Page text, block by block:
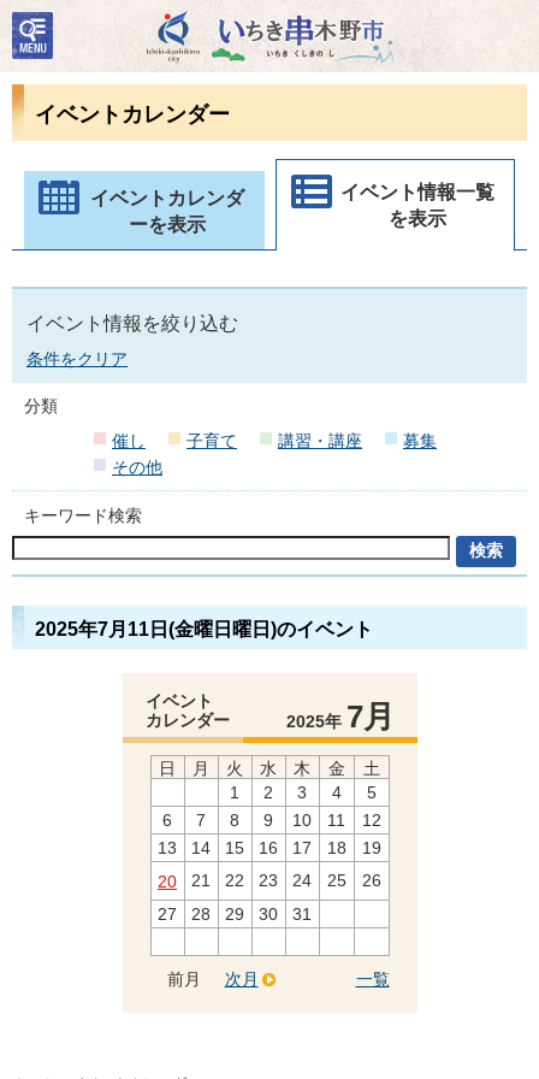
いちき串木野市
検
索・
共通
ューイベントカレンダー
イベントカレンダ
ーを表示
イベント情報一覧
を表示
イベント情報を絞り込む
条件をクリア
分類
催し
子育て 講習・講座
募集
その他
キーワード検索
2025年7月11日(金曜日曜日)のイベント
イベント
カレンダー
2025年 7月
日 月 火 水 木 金
土
1
2 3 4
5
6
7 8 9 10 11
12
13
14 15 16 17 18
19
20
21 22 23 24 25
26
27
28 29 30 31
前月 一覧
次月